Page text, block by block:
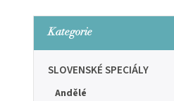
Kategorie
SLOVENSKÉ SPECIÁLY
Andělé